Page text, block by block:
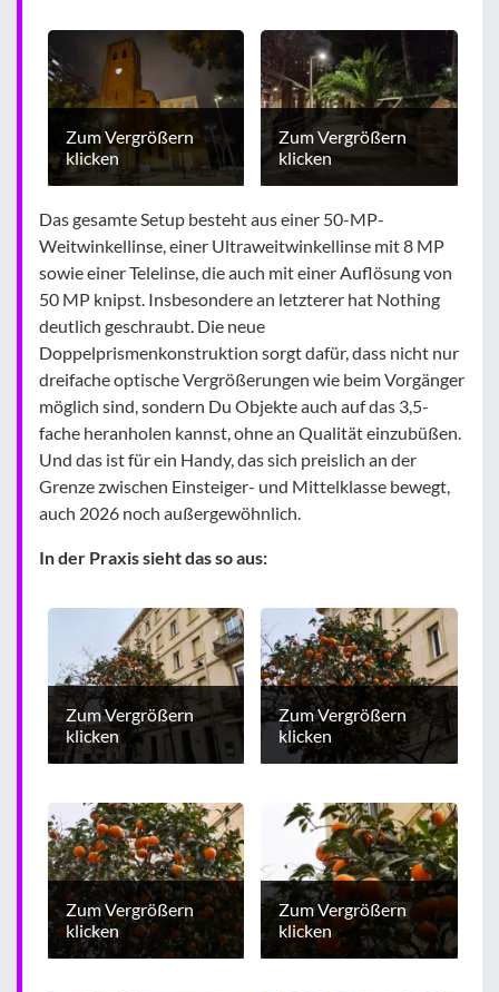
Zum Vergrößern
klicken
Zum Vergrößern
klicken
Das gesamte Setup besteht aus einer 50-MP-
Weitwinkellinse, einer Ultraweitwinkellinse mit 8 MP
sowie einer Telelinse, die auch mit einer Auflösung von
50 MP knipst. Insbesondere an letzterer hat Nothing
deutlich geschraubt. Die neue
Doppelprismenkonstruktion sorgt dafür, dass nicht nur
dreifache optische Vergrößerungen wie beim Vorgänger
möglich sind, sondern Du Objekte auch auf das 3,5-
fache heranholen kannst, ohne an Qualität einzubüßen.
Und das ist für ein Handy, das sich preislich an der
Grenze zwischen Einsteiger- und Mittelklasse bewegt,
auch 2026 noch außergewöhnlich.
In der Praxis sieht das so aus:
Zum Vergrößern
klicken
Zum Vergrößern
klicken
Zum Vergrößern
klicken
Zum Vergrößern
klicken